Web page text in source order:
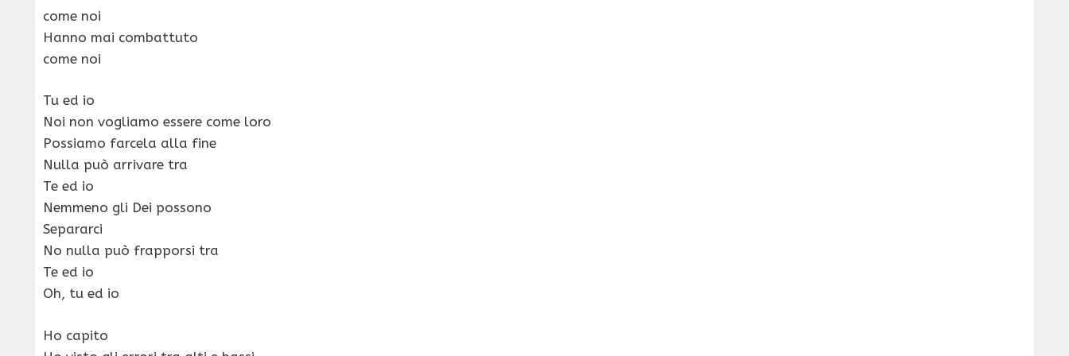
come noi
Hanno mai combattuto
come noi
Tu ed io
Noi non vogliamo essere come loro
Possiamo farcela alla fine
Nulla può arrivare tra
Te ed io
Nemmeno gli Dei possono
Separarci
No nulla può frapporsi tra
Te ed io
Oh, tu ed io
Ho capito